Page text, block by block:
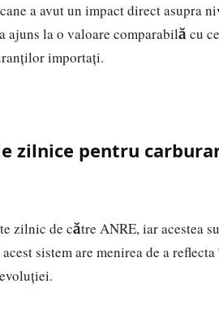
a avut un impact direct asupra
la o valoare comparabilă cu
importați.
zilnice pentru
zilnic de către ANRE, iar acestea
sistem are menirea de a